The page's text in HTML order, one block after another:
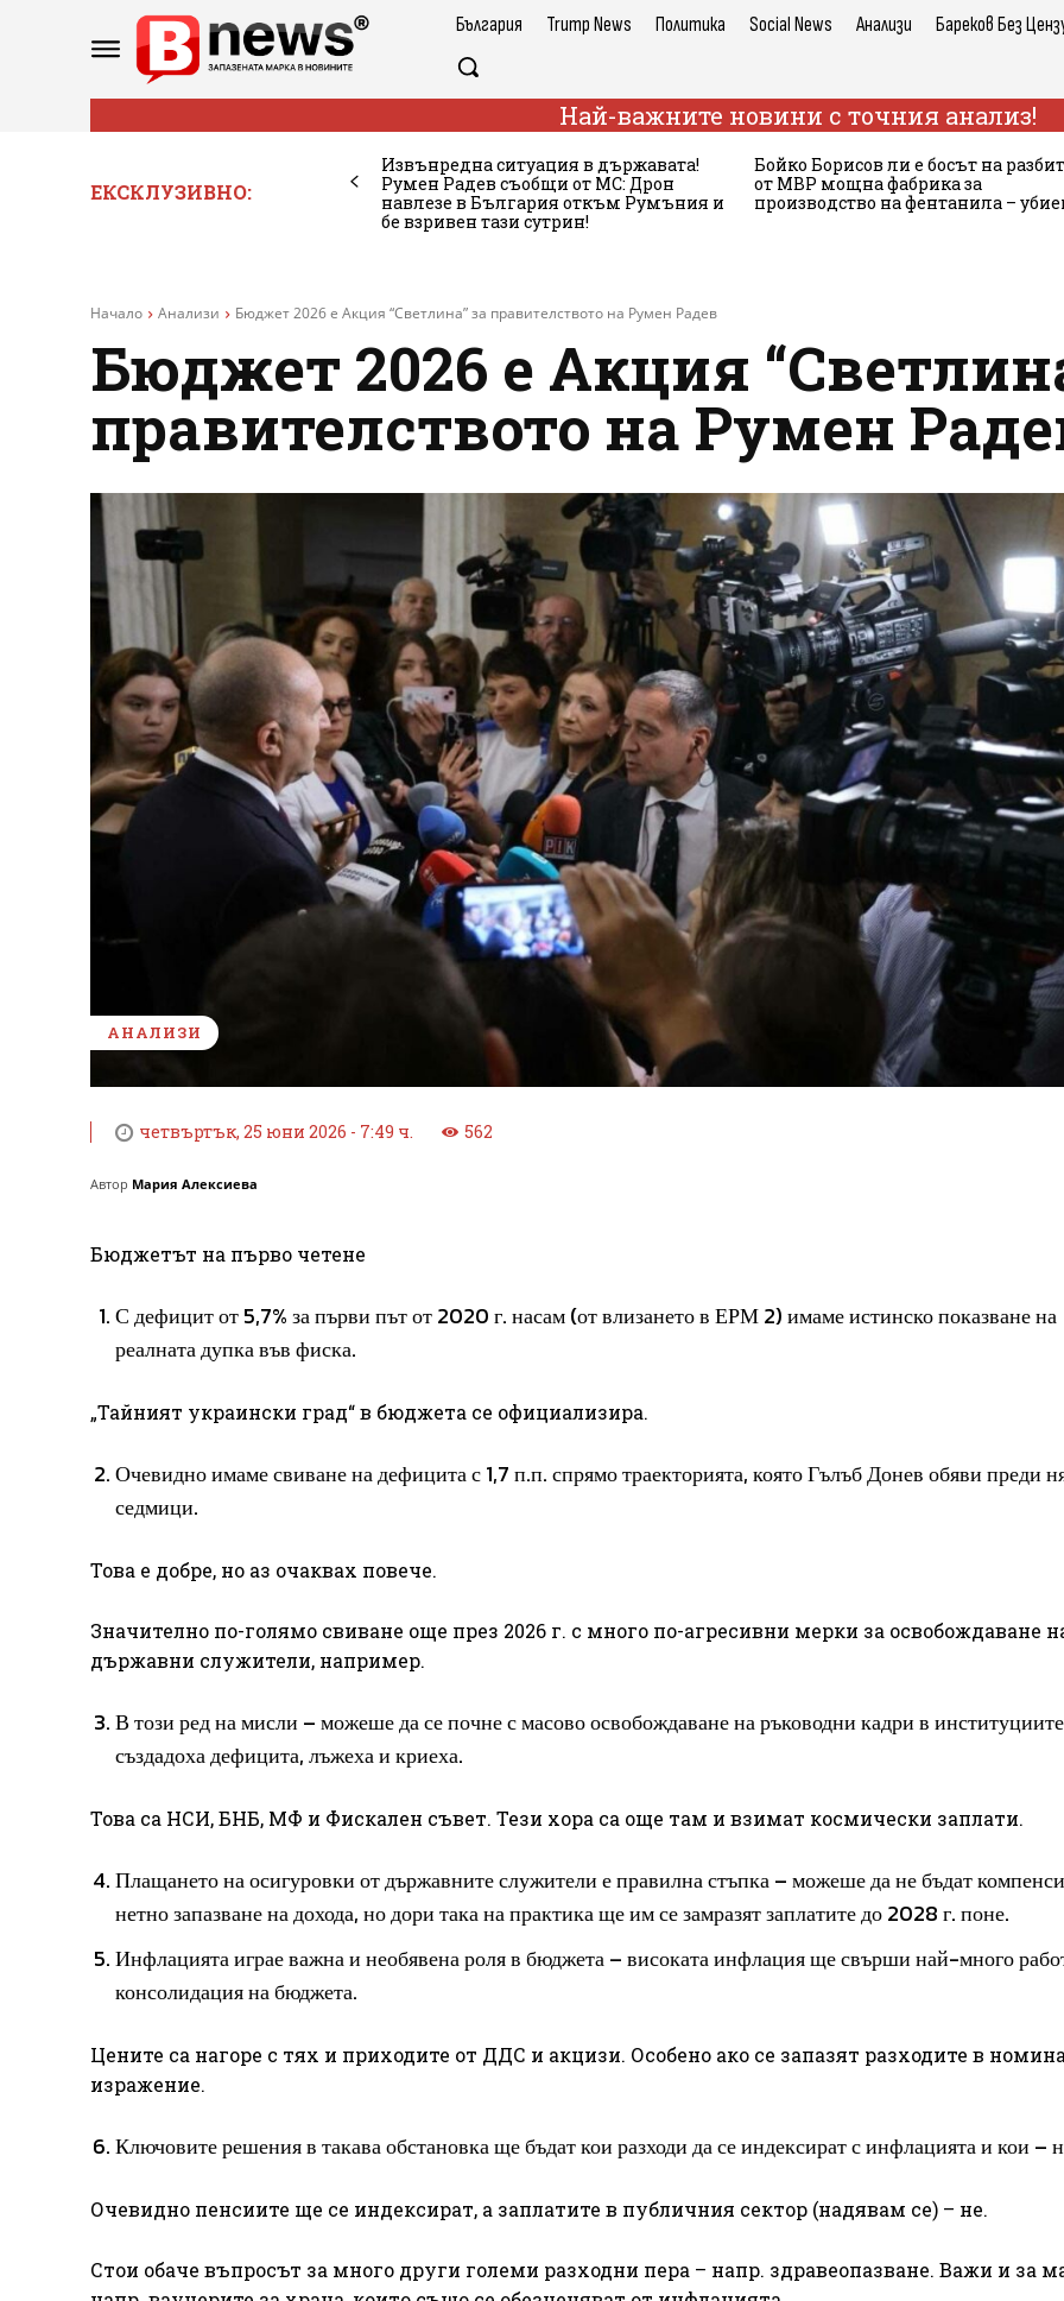
България Trump News Политика Social News Анализи Бареков Без
Най-важните новини с точния анализ!
ЕКСКЛУЗИВНО:
Извънредна ситуация в държавата!
Румен Радев съобщи от МС: Дрон
навлезе в България откъм Румъния и
бе взривен тази сутрин!
Бойко Борисов ли е босът на
от МВР мощна фабрика за
производство на фентанила –
Начало Анализи Бюджет 2026 е Акция “Светлина” за правителството на Румен Радев
Бюджет 2026 е Акция
правителството на Румен
АНАЛИЗИ
четвъртък, 25 юни 2026 - 7:49 ч. 562
Автор Мария Алексиева
Бюджетът на първо четене
С дефицит от 5,7% за първи път от 2020 г. насам (от влизането в ЕРМ 2) имаме истинско показване на
реалната дупка във фиска.
„Тайният украински град“ в бюджета се официализира.
Очевидно имаме свиване на дефицита с 1,7 п.п. спрямо траекторията, която Гълъб Донев обяви преди
седмици.
Това е добре, но аз очаквах повече.
Значително по-голямо свиване още през 2026 г. с много по-агресивни мерки за освобождаване
държавни служители, например.
В този ред на мисли – можеше да се почне с масово освобождаване на ръководни кадри в
създадоха дефицита, лъжеха и криеха.
Това са НСИ, БНБ, МФ и Фискален съвет. Тези хора са още там и взимат космически заплати.
Плащането на осигуровки от държавните служители е правилна стъпка – можеше да не бъдат
нетно запазване на дохода, но дори така на практика ще им се замразят заплатите до 2028 г. поне.
Инфлацията играе важна и необявена роля в бюджета – високата инфлация ще свърши най-много
консолидация на бюджета.
Цените са нагоре с тях и приходите от ДДС и акцизи. Особено ако се запазят разходите в
изражение.
Ключовите решения в такава обстановка ще бъдат кои разходи да се индексират с инфлацията и кои –
Очевидно пенсиите ще се индексират, а заплатите в публичния сектор (надявам се) – не.
Стои обаче въпросът за много други големи разходни пера – напр. здравеопазване. Важи и за